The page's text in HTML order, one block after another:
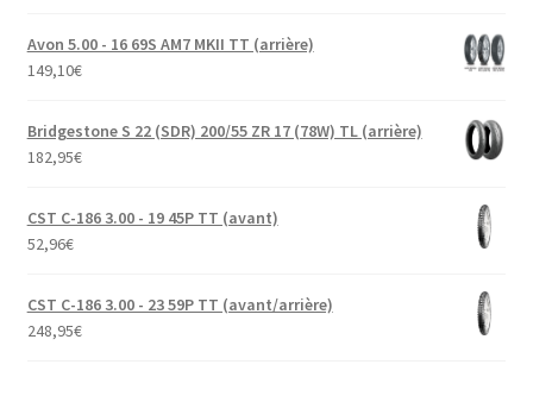
Avon 5.00 - 16 69S AM7 MKII TT (arrière)
149,10€
Bridgestone S 22 (SDR) 200/55 ZR 17 (78W) TL (arrière)
182,95€
CST C-186 3.00 - 19 45P TT (avant)
52,96€
CST C-186 3.00 - 23 59P TT (avant/arrière)
248,95€